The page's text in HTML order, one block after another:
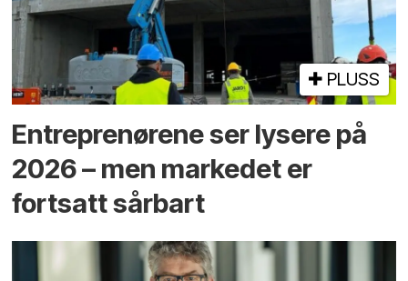
PLUSS
Entreprenørene ser lysere på
2026 – men markedet er
fortsatt sårbart